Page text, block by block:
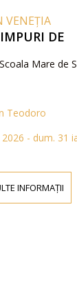
VENEȚIA
DE
Mare de
Teodoro
- dum. 31
INFORMAȚII